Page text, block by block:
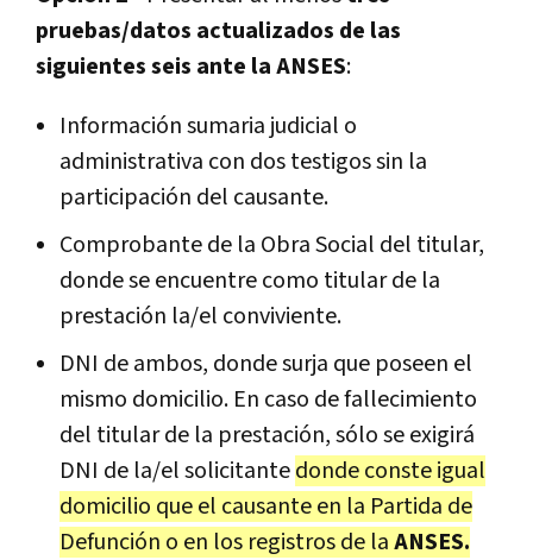
pruebas/datos actualizados de las
siguientes seis ante la ANSES:
Información sumaria judicial o
administrativa con dos testigos sin la
participación del causante.
Comprobante de la Obra Social del titular,
donde se encuentre como titular de la
prestación la/el conviviente.
DNI de ambos, donde surja que poseen el
mismo domicilio. En caso de fallecimiento
del titular de la prestación, sólo se exigirá
DNI de la/el solicitantedonde conste igual
domicilio que el causante en la Partida de
Defunción o en los registros de laANSES.